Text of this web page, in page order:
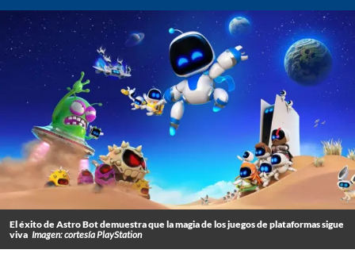
El éxito de Astro Bot demuestra que la magia de los juegos de plataformas sigue
viva Imagen: cortesía PlayStation